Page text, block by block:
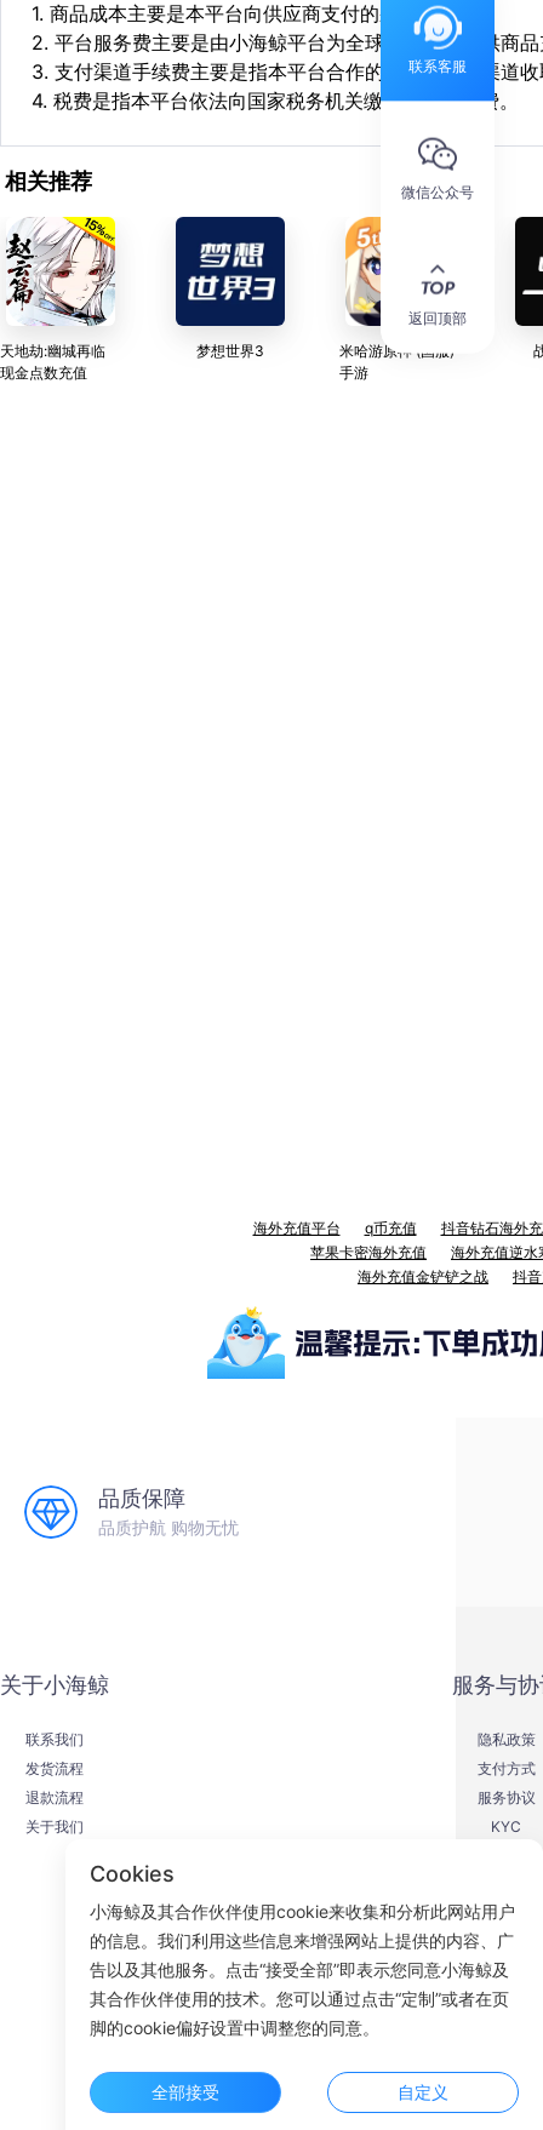
1. 商品成本主要是本平台向供应商支付的采购成本；
2. 平台服务费主要是由小海鲸平台为全球华人用户提供商
3. 支付渠道手续费主要是指本平台合作的第三方支付渠道
4. 税费是指本平台依法向国家税务机关缴纳的各项税费。
相关推荐
天地劫:幽城再临
现金点数充值
梦想世界3
米哈游原神 (国服)
手游
海外充值平台 q币充值
抖音钻石海外
苹果卡密海外充值
海外充值逆水
海外充值金铲铲之战
抖
品质保障
品质护航 购物无忧
关于小海鲸
联系我们
发货流程
退款流程
关于我们
服务与
隐私政策
支付方式
服务协议
KYC
ROOM
联系客服
微信公众号
返回顶部
Cookies
小海鲸及其合作伙伴使用cookie来收集和分析此网站用户
的信息。我们利用这些信息来增强网站上提供的内容、广
告以及其他服务。点击“接受全部”即表示您同意小海鲸及
其合作伙伴使用的技术。您可以通过点击“定制”或者在页
脚的cookie偏好设置中调整您的同意。
全部接受 自定义